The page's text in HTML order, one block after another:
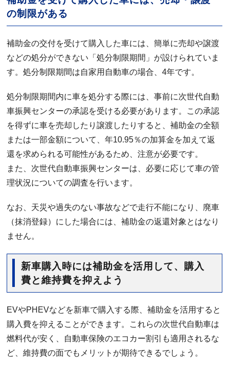
の制限がある
補助金の交付を受けて購入した車には、簡単に売却や譲渡
などの処分ができない「処分制限期間」が設けられていま
す。処分制限期間は自家用自動車の場合、4年です。
処分制限期間内に車を処分する際には、事前に次世代自動
車振興センターの承認を受ける必要があります。この承認
を得ずに車を売却したり譲渡したりすると、補助金の全額
または一部金額について、年10.95％の加算金を加えて返
還を求められる可能性があるため、注意が必要です。
また、次世代自動車振興センターは、必要に応じて車の管
理状況についての調査を行います。
なお、天災や過失のない事故などで走行不能になり、廃車
（抹消登録）にした場合には、補助金の返還対象とはなり
ません。
新車購入時には補助金を活用して、購入
費と維持費を抑えよう
EVやPHEVなどを新車で購入する際、補助金を活用すると
購入費を抑えることができます。これらの次世代自動車は
燃料代が安く、自動車保険のエコカー割引も適用されるな
ど、維持費の面でもメリットが期待できるでしょう。